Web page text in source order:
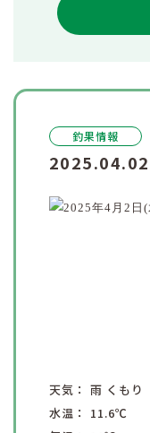
釣果情報
2025.04.02
天気：雨 くもり
水温： 11.6℃